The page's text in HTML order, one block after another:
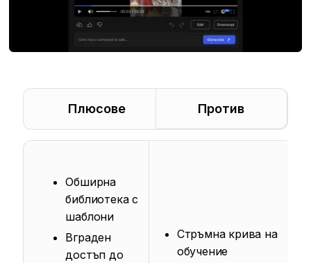
Плюсове Против
Обширна
библиотека с
шаблони
Вграден
достъп до
Стръмна крива на
обучение